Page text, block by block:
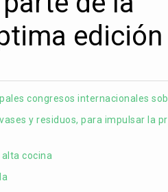
edición
congresos internacionales
y residuos, para impulsar la
cocina